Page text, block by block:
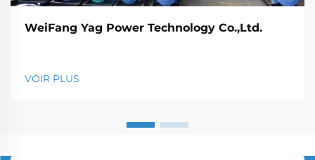
WeiFang Yag Power Technology Co.,Ltd.
VOIR PLUS